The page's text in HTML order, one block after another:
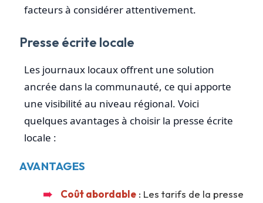
facteurs à considérer attentivement.
Presse écrite locale
Les journaux locaux offrent une solution
ancrée dans la communauté, ce qui apporte
une visibilité au niveau régional. Voici
quelques avantages à choisir la presse écrite
locale :
AVANTAGES
Coût abordable : Les tarifs de la presse